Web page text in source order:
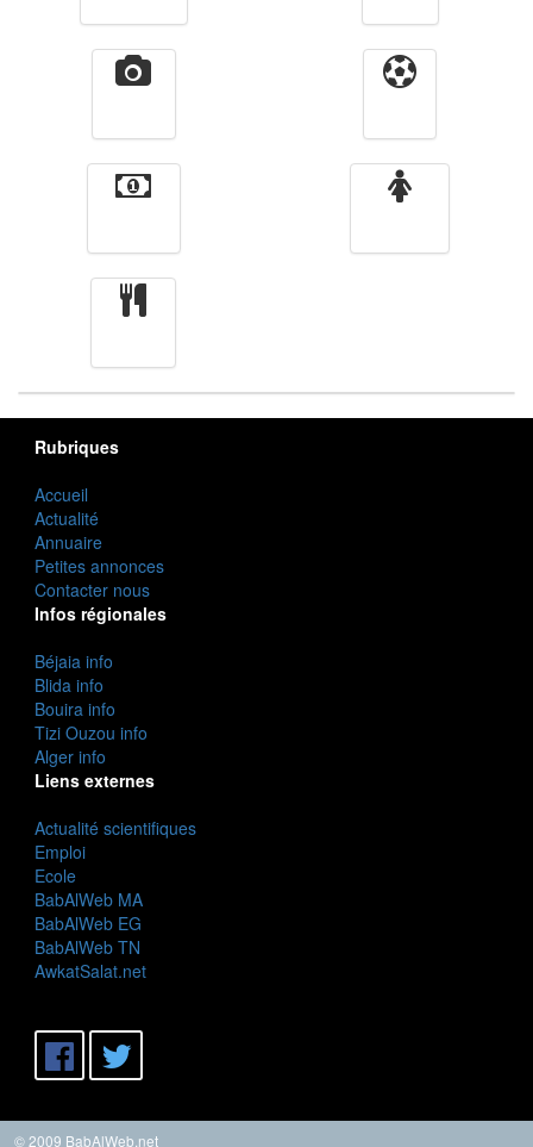
Rubriques
Accueil
Actualité
Annuaire
Petites annonces
Contacter nous
Infos régionales
Béjaia info
Blida info
Bouira info
Tizi Ouzou info
Alger info
Liens externes
Actualité scientifiques
Emploi
Ecole
BabAlWeb MA
BabAlWeb EG
BabAlWeb TN
AwkatSalat.net
© 2009 BabAlWeb.net